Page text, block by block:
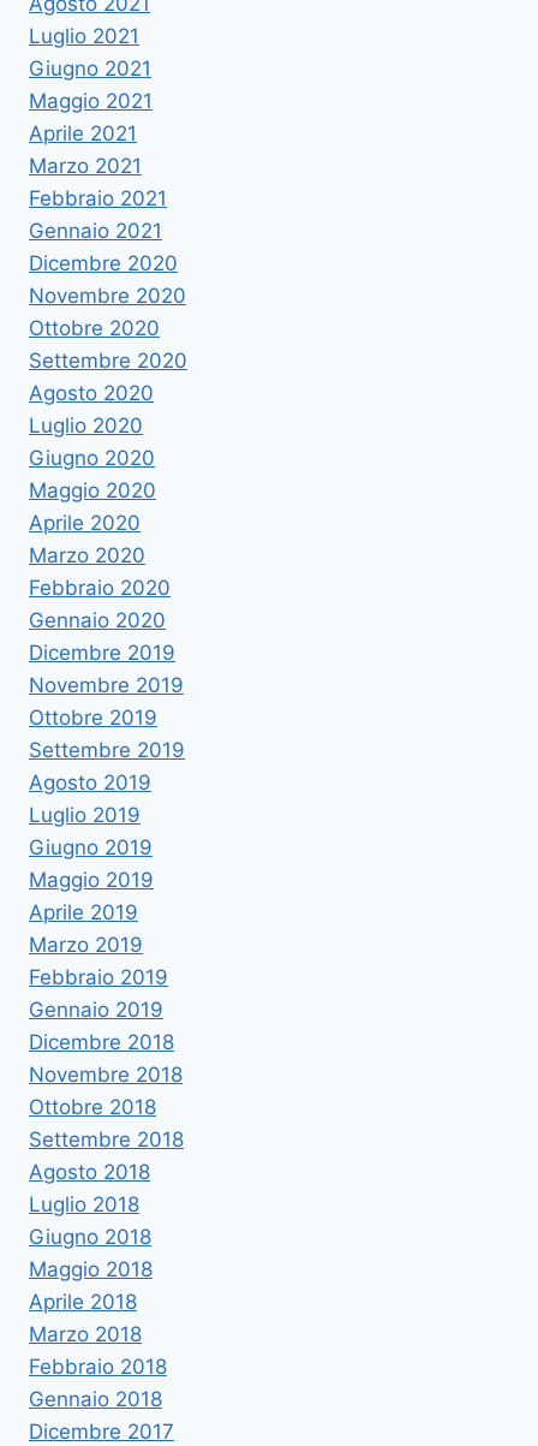
Luglio 2021
Giugno 2021
Maggio 2021
Aprile 2021
Marzo 2021
Febbraio 2021
Gennaio 2021
Dicembre 2020
Novembre 2020
Ottobre 2020
Settembre 2020
Agosto 2020
Luglio 2020
Giugno 2020
Maggio 2020
Aprile 2020
Marzo 2020
Febbraio 2020
Gennaio 2020
Dicembre 2019
Novembre 2019
Ottobre 2019
Settembre 2019
Agosto 2019
Luglio 2019
Giugno 2019
Maggio 2019
Aprile 2019
Marzo 2019
Febbraio 2019
Gennaio 2019
Dicembre 2018
Novembre 2018
Ottobre 2018
Settembre 2018
Agosto 2018
Luglio 2018
Giugno 2018
Maggio 2018
Aprile 2018
Marzo 2018
Febbraio 2018
Gennaio 2018
Dicembre 2017